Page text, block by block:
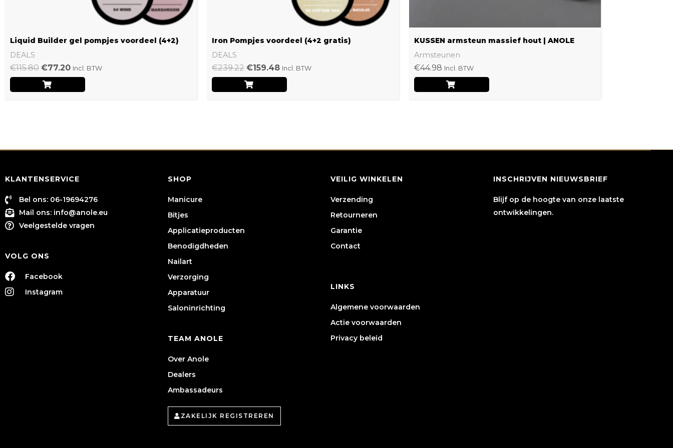
Liquid Builder gel pompjes voordeel (4+2)
DEALS
€115.80 €77.20 Incl. BTW
Iron Pompjes voordeel (4+2 gratis)
DEALS
€239.22 €159.48 Incl. BTW
KUSSEN armsteun massief hout | ANOLE
Armsteunen
€44.98 Incl. BTW
productpagina
KLANTENSERVICE
Bel ons: 06-19694276
Mail ons: info@anole.eu
Veelgestelde vragen
VOLG ONS
Facebook
Instagram
SHOP
Manicure
Bitjes
Applicatieproducten
Benodigdheden
Nailart
Verzorging
Apparatuur
Saloninrichting
TEAM ANOLE
Over Anole
Dealers
Ambassadeurs
ZAKELIJK REGISTREREN
VEILIG WINKELEN
Verzending
Retourneren
Garantie
Contact
LINKS
Algemene voorwaarden
Actie voorwaarden
Privacy beleid
INSCHRIJVEN NIEUWSBRIEF
Blijf op de hoogte van onze laatste
ontwikkelingen.